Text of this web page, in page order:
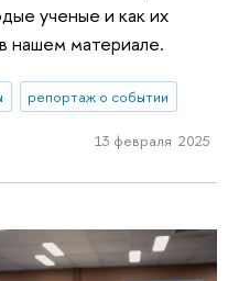
ученые и как их
нашем материале.
репортаж о событии
13 февраля 2025